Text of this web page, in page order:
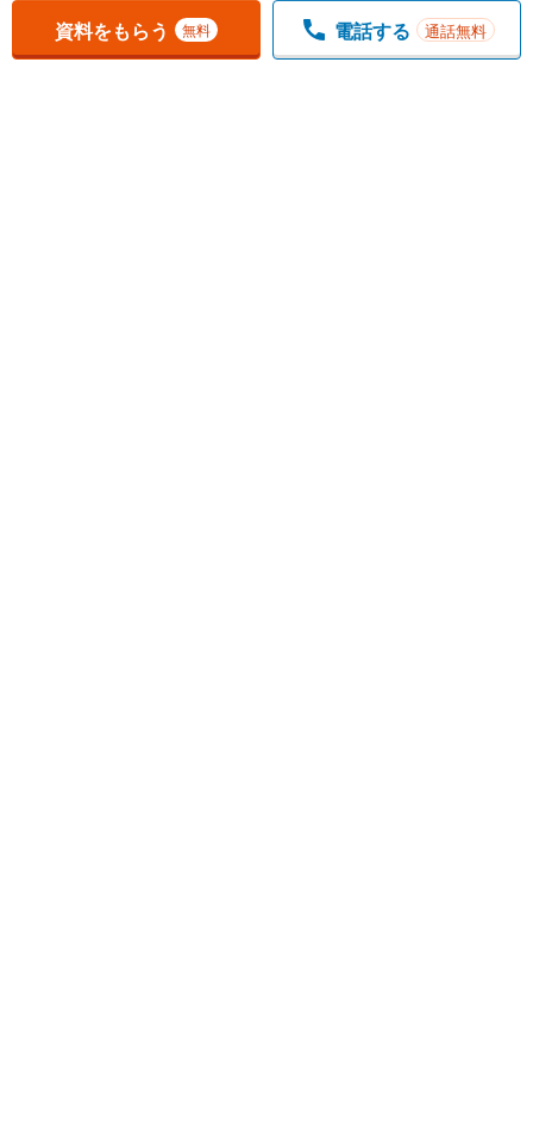
お気に入りに追加しました。 一覧を開く
資料をもらう 無料 電話する 通話無料